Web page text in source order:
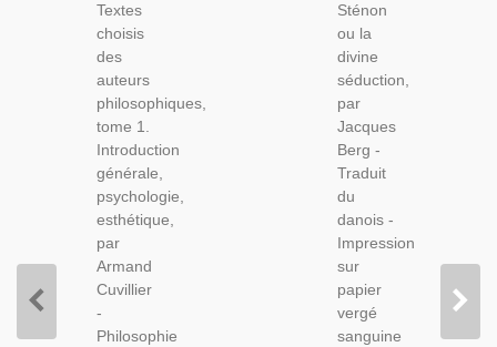
Philosophiques,
Psychologie,
Esthétique
A.
Cuvillier,
1969 -
Manuels
De
Philosophie
Textes
choisis
des
auteurs
philosophiques,
tome 1.
Introduction
générale,
psychologie,
esthétique,
par
Armand
Cuvillier
-
Philosophie
Jacques
Berg,
1995 -
Philosophe
Danois,
Spiritualité,
Sténon
ou la
divine
séduction,
par
Jacques
Berg -
Traduit
du
danois -
Impression
sur
papier
vergé
sanguine